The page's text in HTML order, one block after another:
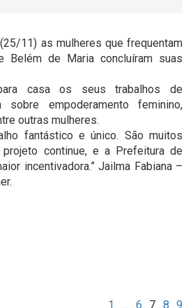
11) as mulheres que frequentam
Belém de Maria concluíram suas
casa os seus trabalhos de
sobre empoderamento feminino,
outras mulheres.
fantástico e único. São muitos
continue, e a Prefeitura de
incentivadora.” Jailma Fabiana –
1 … 6 7 8 9